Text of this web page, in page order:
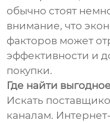
обычно стоят
внимание, что
факторов может
эффективности и
покупки.
Где найти
Искать
каналам.